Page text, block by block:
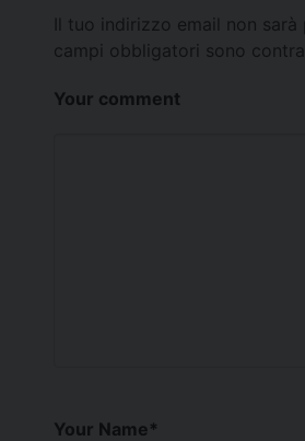
Il tuo indirizzo email non sarà
campi obbligatori sono
Your comment
Your Name*